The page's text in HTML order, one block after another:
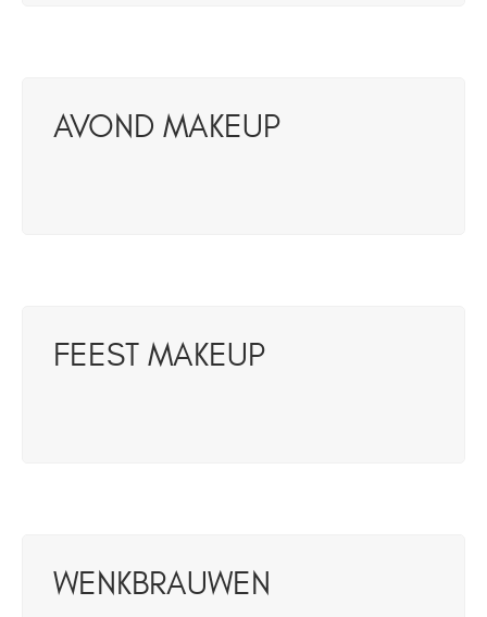
AVOND MAKEUP
FEEST MAKEUP
WENKBRAUWEN